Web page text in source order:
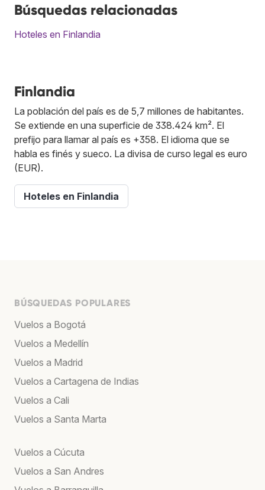
Búsquedas relacionadas
Hoteles en Finlandia
Finlandia
La población del país es de 5,7 millones de habitantes.
Se extiende en una superficie de 338.424 km². El
prefijo para llamar al país es +358. El idioma que se
habla es finés y sueco. La divisa de curso legal es euro
(EUR).
Hoteles en Finlandia
BÚSQUEDAS POPULARES
Vuelos a Bogotá
Vuelos a Medellín
Vuelos a Madrid
Vuelos a Cartagena de Indias
Vuelos a Cali
Vuelos a Santa Marta
Vuelos a Cúcuta
Vuelos a San Andres